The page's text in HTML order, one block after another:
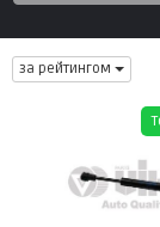
за рейтингом